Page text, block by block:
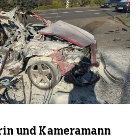
und Kameramann